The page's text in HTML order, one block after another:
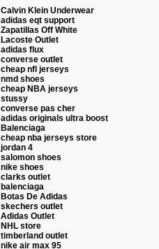
Calvin Klein Underwear
adidas eqt support
Zapatillas Off White
Lacoste Outlet
adidas flux
converse outlet
cheap nfl jerseys
nmd shoes
cheap NBA jerseys
stussy
converse pas cher
adidas originals ultra boost
Balenciaga
cheap nba jerseys store
jordan 4
salomon shoes
nike shoes
clarks outlet
balenciaga
Botas De Adidas
skechers outlet
Adidas Outlet
NHL store
timberland outlet
nike air max 95